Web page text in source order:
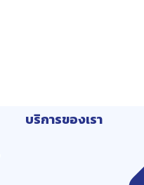
บริการของเรา